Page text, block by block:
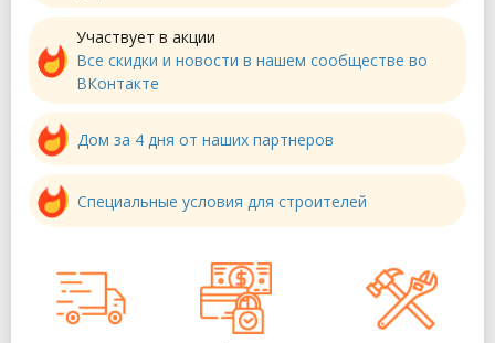
Участвует в акции
Все скидки и новости в нашем сообществе во
ВКонтакте
Дом за 4 дня от наших партнеров
Специальные условия для строителей